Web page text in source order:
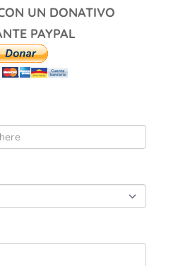
UN DONATIVO
PAYPAL